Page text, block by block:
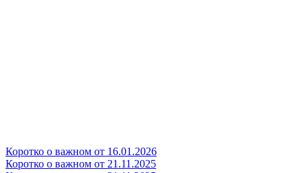
Коротко о важном от 16.01.2026
Коротко о важном от 21.11.2025